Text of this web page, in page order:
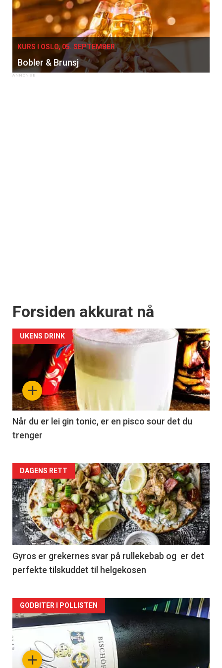
KURS I OSLO, 05. SEPTEMBER
Bobler & Brunsj
Forsiden akkurat nå
+
UKENS DRINK
Når du er lei gin tonic, er en pisco sour det du
trenger
Forsiden
akkurat
nå
-
2
DAGENS RETT
Gyros er grekernes svar på rullekebab og er det
perfekte tilskuddet til helgekosen
Forsiden
akkurat
nå+
GODBITER I POLLISTEN